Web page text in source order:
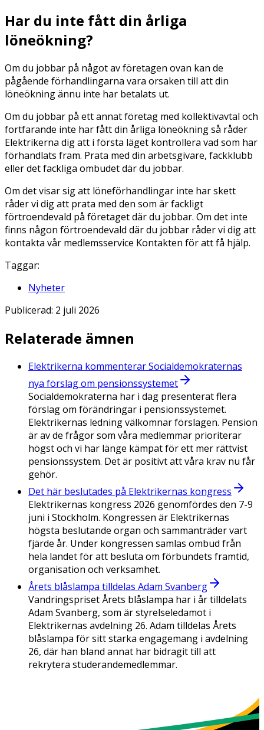
Har du inte fått din årliga
löneökning?
Om du jobbar på något av företagen ovan kan de
pågående förhandlingarna vara orsaken till att din
löneökning ännu inte har betalats ut.
Om du jobbar på ett annat företag med kollektivavtal och
fortfarande inte har fått din årliga löneökning så råder
Elektrikerna dig att i första läget kontrollera vad som har
förhandlats fram. Prata med din arbetsgivare, fackklubb
eller det fackliga ombudet där du jobbar.
Om det visar sig att löneförhandlingar inte har skett
råder vi dig att prata med den som är fackligt
förtroendevald på företaget där du jobbar. Om det inte
finns någon förtroendevald där du jobbar råder vi dig att
kontakta vår medlemsservice Kontakten för att få hjälp.
Taggar:
Nyheter
Publicerad: 2 juli 2026
Relaterade ämnen
Elektrikerna kommenterar Socialdemokraternas
nya förslag om pensionssystemet
Socialdemokraterna har i dag presenterat flera
förslag om förändringar i pensionssystemet.
Elektrikernas ledning välkomnar förslagen. Pension
är av de frågor som våra medlemmar prioriterar
högst och vi har länge kämpat för ett mer rättvist
pensionssystem. Det är positivt att våra krav nu får
gehör.
Det här beslutades på Elektrikernas kongress
Elektrikernas kongress 2026 genomfördes den 7-9
juni i Stockholm. Kongressen är Elektrikernas
högsta beslutande organ och sammanträder vart
fjärde år. Under kongressen samlas ombud från
hela landet för att besluta om förbundets framtid,
organisation och verksamhet.
Årets blåslampa tilldelas Adam Svanberg
Vandringspriset Årets blåslampa har i år tilldelats
Adam Svanberg, som är styrelseledamot i
Elektrikernas avdelning 26. Adam tilldelas Årets
blåslampa för sitt starka engagemang i avdelning
26, där han bland annat har bidragit till att
rekrytera studerandemedlemmar.